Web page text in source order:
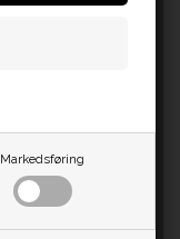
Markedsføring